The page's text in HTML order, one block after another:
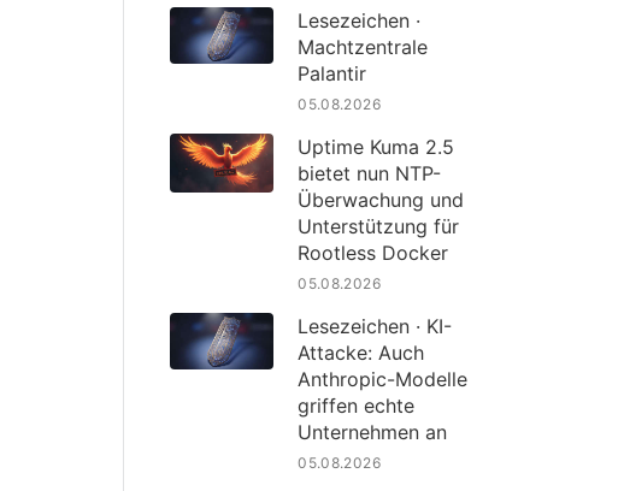
Lesezeichen ·
Machtzentrale
Palantir
05.08.2026
Uptime Kuma 2.5
bietet nun NTP-
Überwachung und
Unterstützung für
Rootless Docker
05.08.2026
Lesezeichen · KI-
Attacke: Auch
Anthropic-Modelle
griffen echte
Unternehmen an
05.08.2026